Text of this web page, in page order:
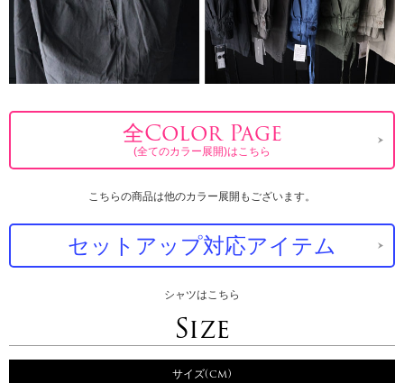
全Color Page
(全てのカラー展開)はこちら
こちらの商品は他のカラー展開もございます。
セットアップ対応アイテム
シャツはこちら
Size
サイズ(cm)